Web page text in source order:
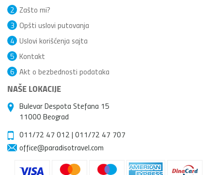
Zašto mi?
2
Opšti uslovi putovanja
3
Uslovi korišćenja sajta
4
Kontakt
5
Akt o bezbednosti podataka
6
NAŠE LOKACIJE
Bulevar Despota Stefana 15
11000 Beograd
011/72 47 012 | 011/72 47 707
office@paradisotravel.com